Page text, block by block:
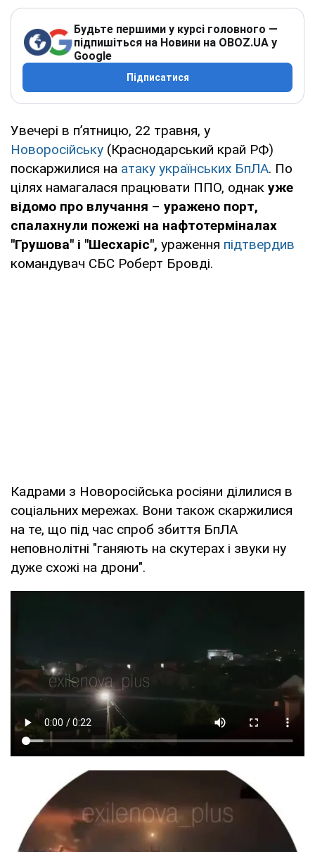
Будьте першими у курсі головного —
підпишіться на Новини на OBOZ.UA у
Google
Підписатися
Увечері в пʼятницю, 22 травня, у
Новоросійську (Краснодарський край РФ)
поскаржилися на атаку українських БпЛА. По
цілях намагалася працювати ППО, однак уже
відомо про влучання – уражено порт,
спалахнули пожежі на нафтотерміналах
"Грушова" і "Шесхаріс", ураження підтвердив
командувач СБС Роберт Бровді.
Кадрами з Новоросійська росіяни ділилися в
соціальних мережах. Вони також скаржилися
на те, що під час спроб збиття БпЛА
неповнолітні "ганяють на скутерах і звуки ну
дуже схожі на дрони".